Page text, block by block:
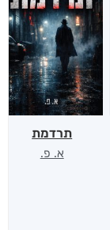
תרדמת
א. פ.